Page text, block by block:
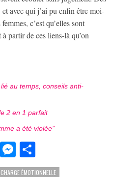
avec qui j’ai pu enfin être moi-
c’est qu’elles sont
partir de ces liens-là qu’on
au temps, conseils anti-
2 en 1 parfait
a été violée”
RedditMessenger
CHARGE ÉMOTIONNELLE